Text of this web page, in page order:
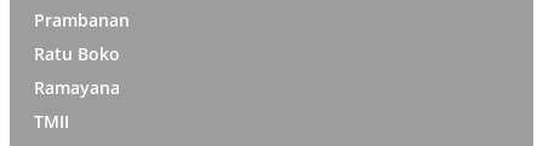
Prambanan
Ratu Boko
Ramayana
TMII